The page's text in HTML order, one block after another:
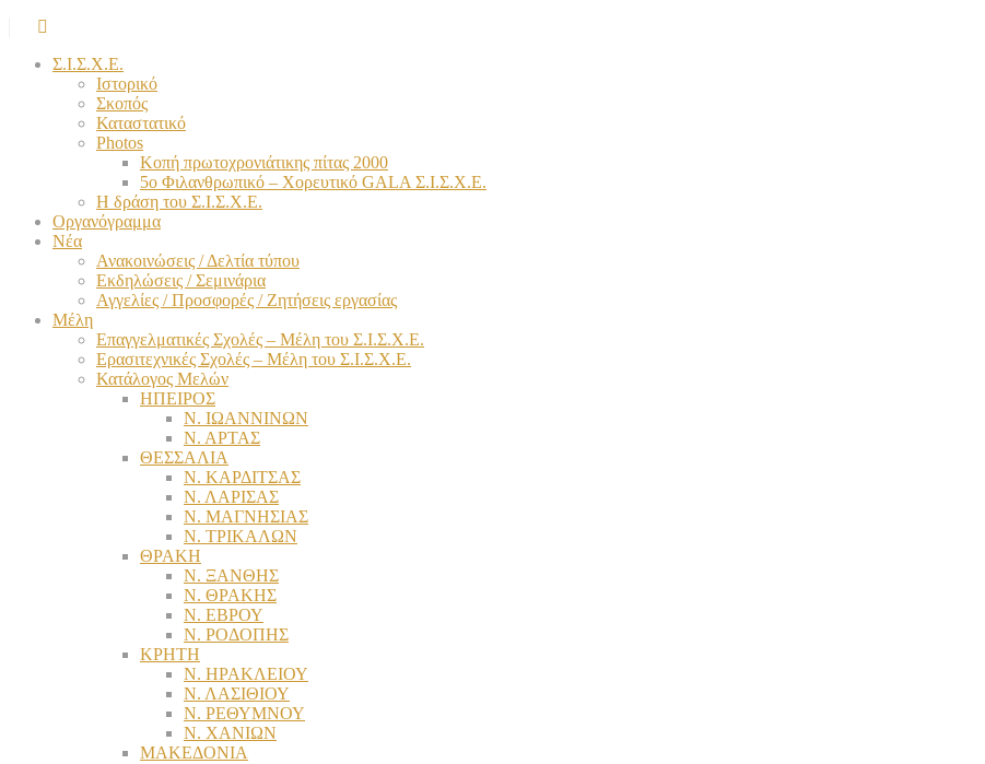
Σ.Ι.Σ.Χ.Ε.
Ιστορικό
Σκοπός
Καταστατικό
Photos
Κοπή πρωτοχρονιάτικης πίτας 2000
5ο Φιλανθρωπικό – Χορευτικό GALA Σ.Ι.Σ.Χ.Ε.
Η δράση του Σ.Ι.Σ.Χ.Ε.
Οργανόγραμμα
Νέα
Ανακοινώσεις / Δελτία τύπου
Εκδηλώσεις / Σεμινάρια
Αγγελίες / Προσφορές / Ζητήσεις εργασίας
Μέλη
Επαγγελματικές Σχολές – Μέλη του Σ.Ι.Σ.Χ.Ε.
Ερασιτεχνικές Σχολές – Μέλη του Σ.Ι.Σ.Χ.Ε.
Κατάλογος Μελών
ΗΠΕΙΡΟΣ
Ν. ΙΩΑΝΝΙΝΩΝ
Ν. ΑΡΤΑΣ
ΘΕΣΣΑΛΙΑ
Ν. ΚΑΡΔΙΤΣΑΣ
Ν. ΛΑΡΙΣΑΣ
Ν. ΜΑΓΝΗΣΙΑΣ
Ν. ΤΡΙΚΑΛΩΝ
ΘΡΑΚΗ
Ν. ΞΑΝΘΗΣ
Ν. ΘΡΑΚΗΣ
Ν. ΕΒΡΟΥ
Ν. ΡΟΔΟΠΗΣ
ΚΡΗΤΗ
Ν. ΗΡΑΚΛΕΙΟΥ
Ν. ΛΑΣΙΘΙΟΥ
Ν. ΡΕΘΥΜΝΟΥ
Ν. ΧΑΝΙΩΝ
ΜΑΚΕΔΟΝΙΑ